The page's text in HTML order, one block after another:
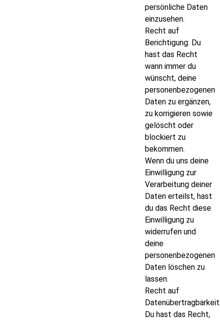
persönliche Daten
einzusehen.
Recht auf
Berichtigung: Du
hast das Recht
wann immer du
wünscht, deine
personenbezogenen
Daten zu ergänzen,
zu korrigieren sowie
gelöscht oder
blockiert zu
bekommen.
Wenn du uns deine
Einwilligung zur
Verarbeitung deiner
Daten erteilst, hast
du das Recht diese
Einwilligung zu
widerrufen und
deine
personenbezogenen
Daten löschen zu
lassen.
Recht auf
Du hast das Recht,